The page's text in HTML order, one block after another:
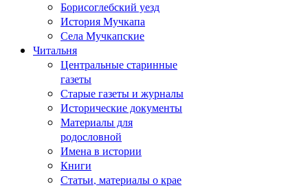
Борисоглебский уезд
История Мучкапа
Села Мучкапские
Читальня
Центральные старинные
газеты
Старые газеты и журналы
Исторические документы
Материалы для
родословной
Имена в истории
Книги
Статьи, материалы о крае